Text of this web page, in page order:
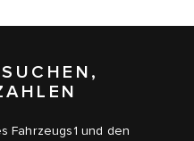
Fahrzeugs1 und den